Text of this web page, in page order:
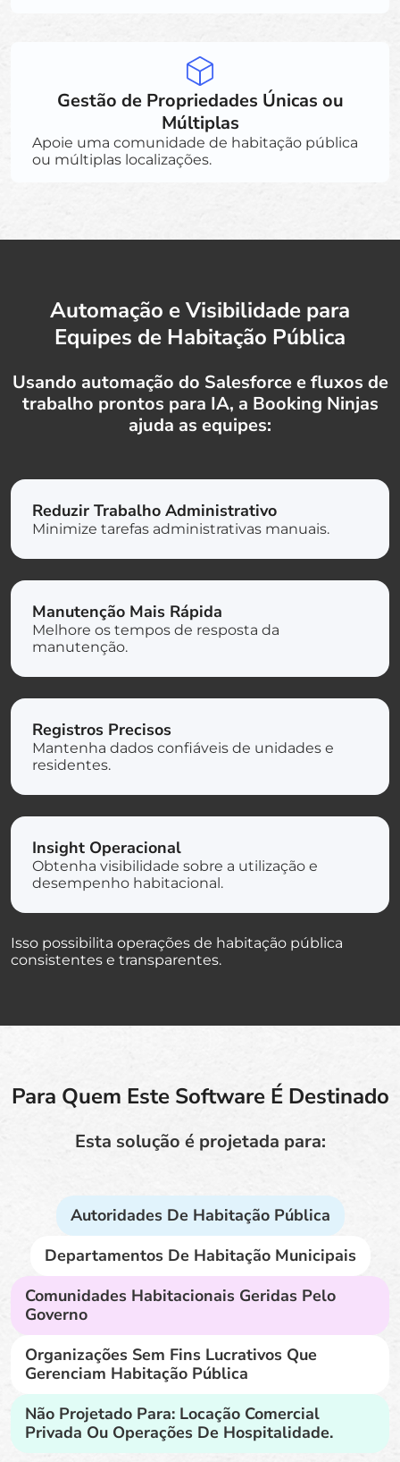
Gestão de Propriedades Únicas ou
Múltiplas
Apoie uma comunidade de habitação pública
ou múltiplas localizações.
Automação e Visibilidade para
Equipes de Habitação Pública
Usando automação do Salesforce e fluxos de
trabalho prontos para IA, a Booking Ninjas
ajuda as equipes:
Reduzir Trabalho Administrativo
Minimize tarefas administrativas manuais.
Manutenção Mais Rápida
Melhore os tempos de resposta da
manutenção.
Registros Precisos
Mantenha dados confiáveis de unidades e
residentes.
Insight Operacional
Obtenha visibilidade sobre a utilização e
desempenho habitacional.
Isso possibilita operações de habitação pública
consistentes e transparentes.
Para Quem Este Software É Destinado
Esta solução é projetada para:
Autoridades De Habitação Pública
Departamentos De Habitação Municipais
Comunidades Habitacionais Geridas Pelo
Governo
Organizações Sem Fins Lucrativos Que
Gerenciam Habitação Pública
Não Projetado Para: Locação Comercial
Privada Ou Operações De Hospitalidade.